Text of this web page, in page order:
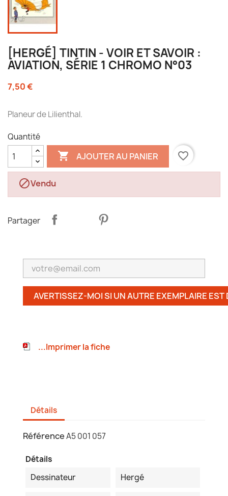
[HERGÉ] TINTIN - VOIR ET SAVOIR :
AVIATION, SÉRIE 1 CHROMO N°03
7,50 €
Planeur de Lilienthal.
Quantité
 AJOUTER AU PANIER favorite_border
Vendu
Partager
AVERTISSEZ-MOI SI UN AUTRE EXEMPLAIRE EST
...Imprimer la fiche
Détails
RéférenceA5 001 057
Détails
Dessinateur
Hergé